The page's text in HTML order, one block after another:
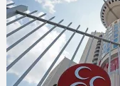
yönetiminin görevi
karar verdi